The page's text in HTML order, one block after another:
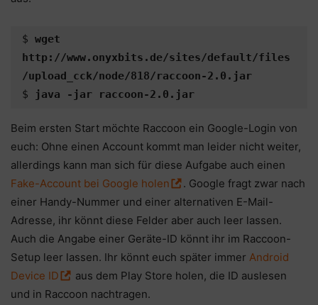
$ wget
http://www.onyxbits.de/sites/default/files
/upload_cck/node/818/raccoon-2.0.jar
$
java -jar raccoon-2.0.jar
Beim ersten Start möchte Raccoon ein Google-Login von
euch: Ohne einen Account kommt man leider nicht weiter,
allerdings kann man sich für diese Aufgabe auch einen
Fake-Account bei Google holen
. Google fragt zwar nach
einer Handy-Nummer und einer alternativen E-Mail-
Adresse, ihr könnt diese Felder aber auch leer lassen.
Auch die Angabe einer Geräte-ID könnt ihr im Raccoon-
Setup leer lassen. Ihr könnt euch später immer Android
Device ID
aus dem Play Store holen, die ID auslesen
und in Raccoon nachtragen.